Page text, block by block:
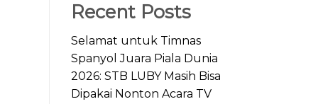
Recent Posts
Selamat untuk Timnas
Spanyol Juara Piala Dunia
2026: STB LUBY Masih Bisa
Dipakai Nonton Acara TV